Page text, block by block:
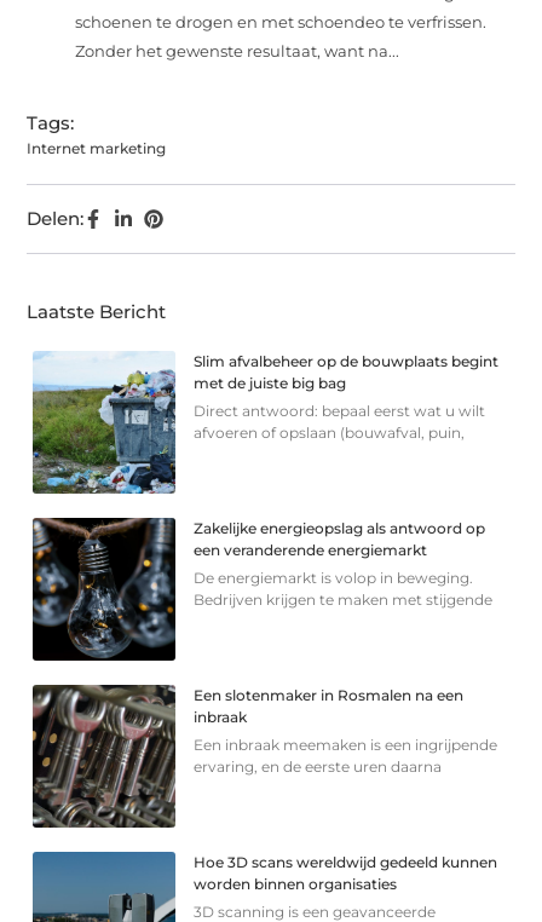
schoenen te drogen en met schoendeo te verfrissen.
Zonder het gewenste resultaat, want na...
Tags:
Internet marketing
Delen:
Laatste Bericht
Slim afvalbeheer op de bouwplaats begint
met de juiste big bag
Direct antwoord: bepaal eerst wat u wilt
afvoeren of opslaan (bouwafval, puin,
Zakelijke energieopslag als antwoord op
een veranderende energiemarkt
De energiemarkt is volop in beweging.
Bedrijven krijgen te maken met stijgende
Een slotenmaker in Rosmalen na een
inbraak
Een inbraak meemaken is een ingrijpende
ervaring, en de eerste uren daarna
Hoe 3D scans wereldwijd gedeeld kunnen
worden binnen organisaties
3D scanning is een geavanceerde